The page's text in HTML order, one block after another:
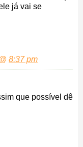
já vai se
8:37 pm
que possível dê